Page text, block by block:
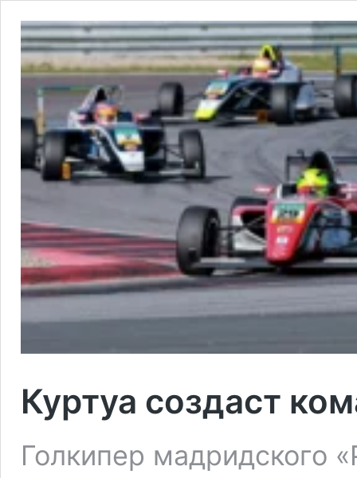
Куртуа создаст
Голкипер мадридского